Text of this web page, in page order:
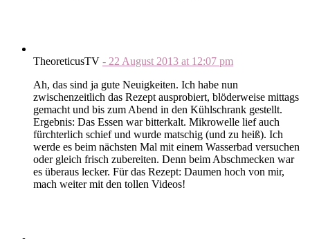
TheoreticusTV - 22 August 2013 at 12:07 pm
Ah, das sind ja gute Neuigkeiten. Ich habe nun
zwischenzeitlich das Rezept ausprobiert, blöderweise mittags
gemacht und bis zum Abend in den Kühlschrank gestellt.
Ergebnis: Das Essen war bitterkalt. Mikrowelle lief auch
fürchterlich schief und wurde matschig (und zu heiß). Ich
werde es beim nächsten Mal mit einem Wasserbad versuchen
oder gleich frisch zubereiten. Denn beim Abschmecken war
es überaus lecker. Für das Rezept: Daumen hoch von mir,
mach weiter mit den tollen Videos!